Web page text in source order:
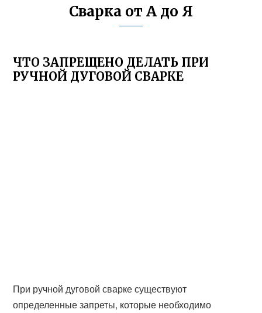
Сварка от А до Я
ЧТО ЗАПРЕЩЕНО ДЕЛАТЬ ПРИ
РУЧНОЙ ДУГОВОЙ СВАРКЕ
При ручной дуговой сварке существуют
определенные запреты, которые необходимо